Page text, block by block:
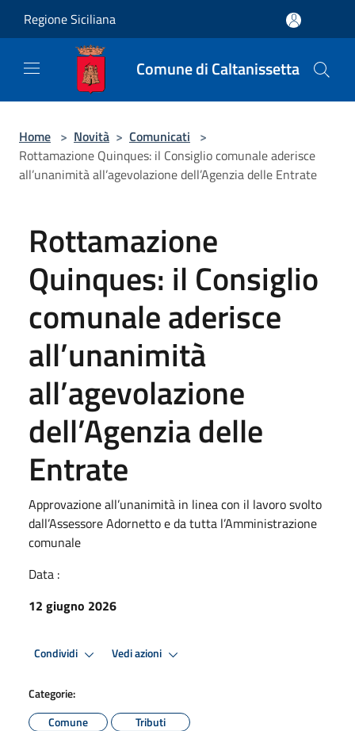
Regione Siciliana
Comune di Caltanissetta
Home > Novità > Comunicati >
Rottamazione Quinques: il Consiglio comunale aderisce
all’unanimità all’agevolazione dell’Agenzia delle Entrate
Rottamazione
Quinques: il Consiglio
comunale aderisce
all’unanimità
all’agevolazione
dell’Agenzia delle
Entrate
Approvazione all’unanimità in linea con il lavoro svolto
dall’Assessore Adornetto e da tutta l’Amministrazione
comunale
Data :
12 giugno 2026
Condividi Vedi azioni
Categorie:
Comune
Tributi